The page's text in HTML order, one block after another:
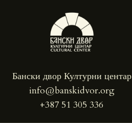
Бански двор Културни центар
info@banskidvor.org
+387 51 305 336